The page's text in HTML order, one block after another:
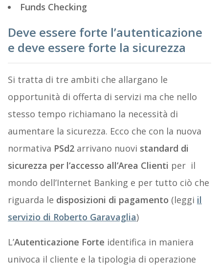
Funds Checking
Deve essere forte l’autenticazione
e deve essere forte la sicurezza
Si tratta di tre ambiti che allargano le
opportunità di offerta di servizi ma che nello
stesso tempo richiamano la necessità di
aumentare la sicurezza. Ecco che con la nuova
normativa PSd2arrivano nuovi standard di
sicurezza per l’accesso all’Area Clienti per il
mondo dell’Internet Banking e per tutto ciò che
riguarda le disposizioni di pagamento (leggi il
servizio di Roberto Garavaglia)
L’Autenticazione Forte identifica in maniera
univoca il cliente e la tipologia di operazione